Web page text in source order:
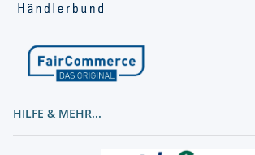
HILFE & MEHR...